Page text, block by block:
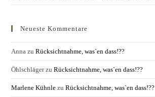
Neueste Kommentare
Anna zuRücksichtnahme, was`en dass!??
ÖhlschlägerzuRücksichtnahme, was`en dass!??
Marlene Kühnle zuRücksichtnahme, was`en dass!??